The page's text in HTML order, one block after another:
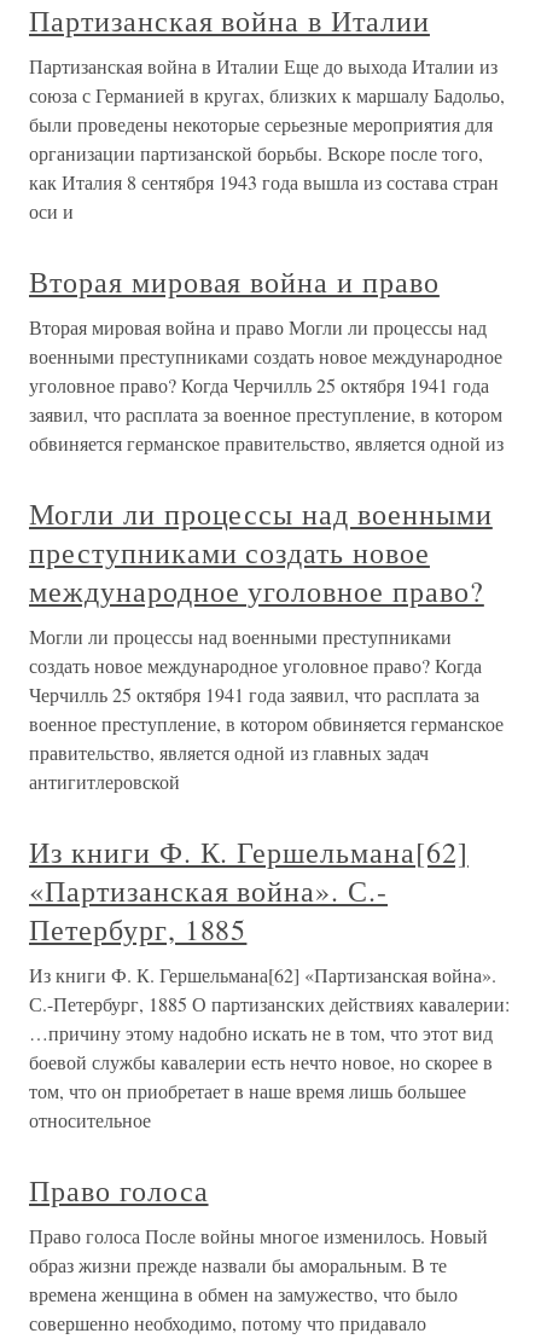
Партизанская война в Италии
Партизанская война в Италии Еще до выхода Италии из
союза с Германией в кругах, близких к маршалу Бадольо,
были проведены некоторые серьезные мероприятия для
организации партизанской борьбы. Вскоре после того,
как Италия 8 сентября 1943 года вышла из состава стран
оси и
Вторая мировая война и право
Вторая мировая война и право Могли ли процессы над
военными преступниками создать новое международное
уголовное право? Когда Черчилль 25 октября 1941 года
заявил, что расплата за военное преступление, в котором
обвиняется германское правительство, является одной из
Могли ли процессы над военными
преступниками создать новое
международное уголовное право?
Могли ли процессы над военными преступниками
создать новое международное уголовное право? Когда
Черчилль 25 октября 1941 года заявил, что расплата за
военное преступление, в котором обвиняется германское
правительство, является одной из главных задач
антигитлеровской
Из книги Ф. К. Гершельмана[62]
«Партизанская война». С.-
Петербург, 1885
Из книги Ф. К. Гершельмана[62] «Партизанская война».
С.-Петербург, 1885 О партизанских действиях кавалерии:
…причину этому надобно искать не в том, что этот вид
боевой службы кавалерии есть нечто новое, но скорее в
том, что он приобретает в наше время лишь большее
относительное
Право голоса
Право голоса После войны многое изменилось. Новый
образ жизни прежде назвали бы аморальным. В те
времена женщина в обмен на замужество, что было
совершенно необходимо, потому что придавало